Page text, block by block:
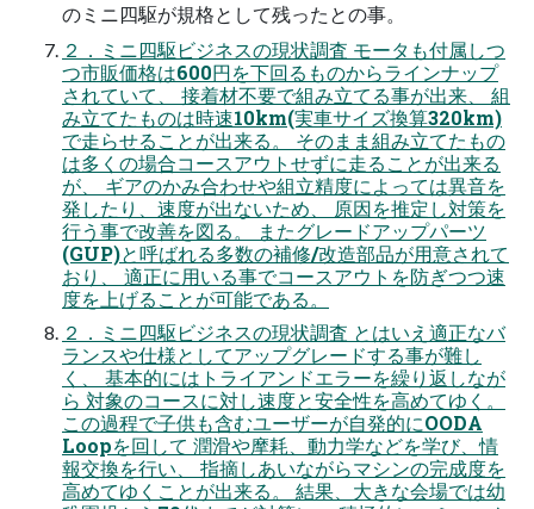
のミニ四駆が規格として残ったとの事。
２．ミニ四駆ビジネスの現状調査 モータも付属しつ
つ市販価格は600円を下回るものからラインナップ
されていて、 接着材不要で組み立てる事が出来、 組
み立てたものは時速10km(実車サイズ換算320km)
で走らせることが出来る。 そのまま組み立てたもの
は多くの場合コースアウトせずに走ることが出来る
が、 ギアのかみ合わせや組立精度によっては異音を
発したり、速度が出ないため、 原因を推定し対策を
行う事で改善を図る。 またグレードアップパーツ
(GUP)と呼ばれる多数の補修/改造部品が用意されて
おり、 適正に用いる事でコースアウトを防ぎつつ速
度を上げることが可能である。
２．ミニ四駆ビジネスの現状調査 とはいえ適正なバ
ランスや仕様としてアップグレードする事が難し
く、 基本的にはトライアンドエラーを繰り返しなが
ら 対象のコースに対し速度と安全性を高めてゆく。
この過程で子供も含むユーザーが自発的にOODA
Loopを回して 潤滑や摩耗、動力学などを学び、情
報交換を行い、 指摘しあいながらマシンの完成度を
高めてゆくことが出来る。 結果、大きな会場では幼